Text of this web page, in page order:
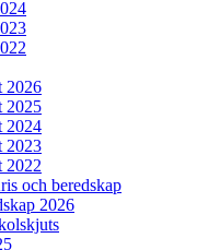
2026
2025
2024
2023
2022
och beredskap
2026